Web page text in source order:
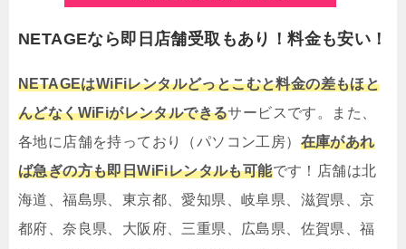
NETAGEなら即日店舗受取もあり！料金も安い！
NETAGEはWiFiレンタルどっとこむと料金の差もほと
んどなくWiFiがレンタルできるサービスです。また、
各地に店舗を持っており（パソコン工房） 在庫があれ
ば急ぎの方も即日WiFiレンタルも可能です！店舗は北
海道、福島県、東京都、愛知県、岐阜県、滋賀県、京
都府、奈良県、大阪府、三重県、広島県、佐賀県、福